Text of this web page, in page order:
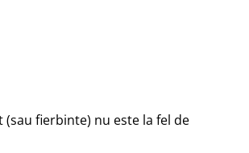
fierbinte) nu este la fel de